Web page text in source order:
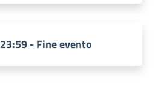
23:59 - Fine evento